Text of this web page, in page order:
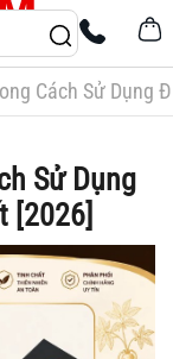
Cách Sử Dụng
Sử Dụng
[2026]